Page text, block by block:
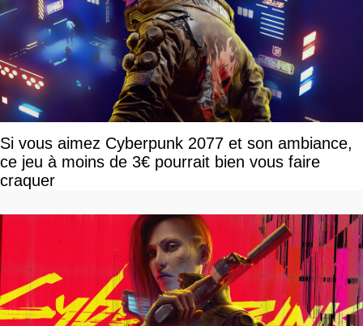
Si vous aimez Cyberpunk 2077 et son ambiance,
ce jeu à moins de 3€ pourrait bien vous faire
craquer